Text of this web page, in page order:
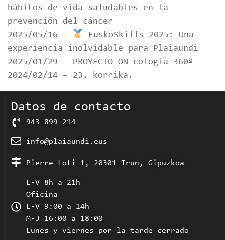
hábitos de vida saludables en la
prevención del cáncer
2025/05/16 –
EuskoSkills 2025: Una
experiencia inolvidable para Plaiaundi
2025/01/29 – PROYECTO ON-cología 360º
2024/02/14 – 23. korrika.
Datos de contacto
943 899 214
info@plaiaundi.eus
Pierre Loti 1, 20301 Irun, Gipuzkoa
L-V 8h a 21h
Oficina
L-V 9:00 a 14h
M-J 16:00 a 18:00
Lunes y viernes por la tarde cerrado